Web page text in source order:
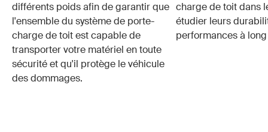
différents poids afin de garantir que
l'ensemble du système de porte-
charge de toit est capable de
transporter votre matériel en toute
sécurité et qu'il protège le véhicule
des dommages.
charge de toit dans
étudier leurs
performances à